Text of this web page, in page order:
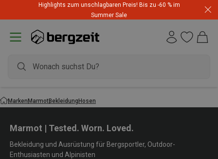
Highlights zum unschlagbaren Preis! Bis zu -60 % im
Summer Sale
MarkenMarmotBekleidungHosen
Marmot | Tested. Worn. Loved.
Bekleidung und Ausrüstung für Bergsportler, Outdoor-
Enthusiasten und Alpinisten